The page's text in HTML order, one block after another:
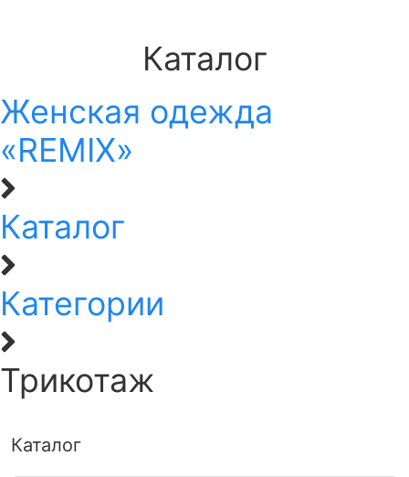
Каталог
Женская одежда
«REMIX»
Каталог
Категории
Трикотаж
Каталог